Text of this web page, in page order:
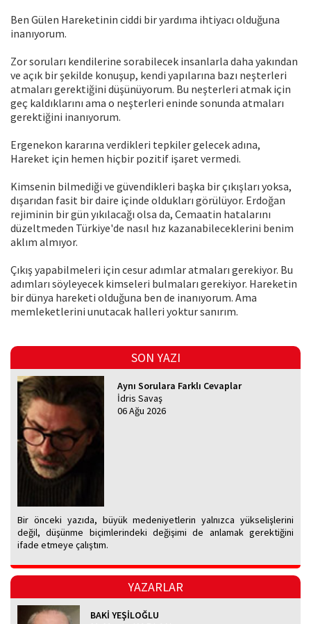
Ben Gülen Hareketinin ciddi bir yardıma ihtiyacı olduğuna
inanıyorum.
Zor soruları kendilerine sorabilecek insanlarla daha yakından
ve açık bir şekilde konuşup, kendi yapılarına bazı neşterleri
atmaları gerektiğini düşünüyorum. Bu neşterleri atmak için
geç kaldıklarını ama o neşterleri eninde sonunda atmaları
gerektiğini inanıyorum.
Ergenekon kararına verdikleri tepkiler gelecek adına,
Hareket için hemen hiçbir pozitif işaret vermedi.
Kimsenin bilmediği ve güvendikleri başka bir çıkışları yoksa,
dışarıdan fasit bir daire içinde oldukları görülüyor. Erdoğan
rejiminin bir gün yıkılacağı olsa da, Cemaatin hatalarını
düzeltmeden Türkiye'de nasıl hız kazanabileceklerini benim
aklım almıyor.
Çıkış yapabilmeleri için cesur adımlar atmaları gerekiyor. Bu
adımları söyleyecek kimseleri bulmaları gerekiyor. Hareketin
bir dünya hareketi olduğuna ben de inanıyorum. Ama
memleketlerini unutacak halleri yoktur sanırım.
SON YAZI
Aynı Sorulara Farklı Cevaplar
İdris Savaş
06 Ağu 2026
Bir önceki yazıda, büyük medeniyetlerin yalnızca yükselişlerini
değil, düşünme biçimlerindeki değişimi de anlamak gerektiğini
ifade etmeye çalıştım.
YAZARLAR
BAKİ YEŞİLOĞLU